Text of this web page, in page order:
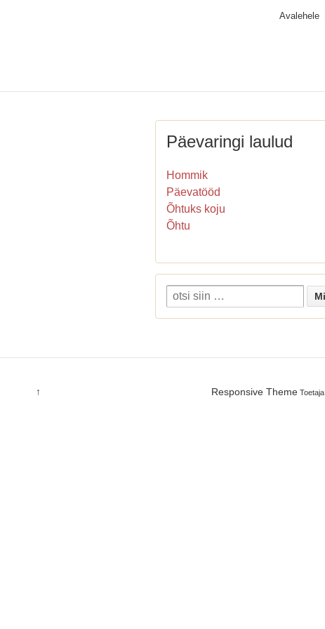
Avalehele
Päevaringi laulud
Hommik
Päevatööd
Õhtuks koju
Õhtu
↑ Responsive ThemeToetaja